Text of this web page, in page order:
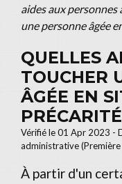
aides aux personnes
une personne âgée
QUELLES
TOUCHER
ÂGÉE EN
Vérifié le 01 Apr 2023 -
administrative
À partir d'un